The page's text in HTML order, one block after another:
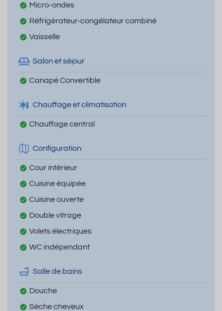
Micro-ondes
Réfrigérateur-congélateur combiné
Vaisselle
Salon et séjour
Canapé Convertible
Chauffage et climatisation
Chauffage central
Configuration
Cour intérieur
Cuisine équipée
Cuisine ouverte
Double vitrage
Volets électriques
WC indépendant
Salle de bains
Douche
Sèche cheveux